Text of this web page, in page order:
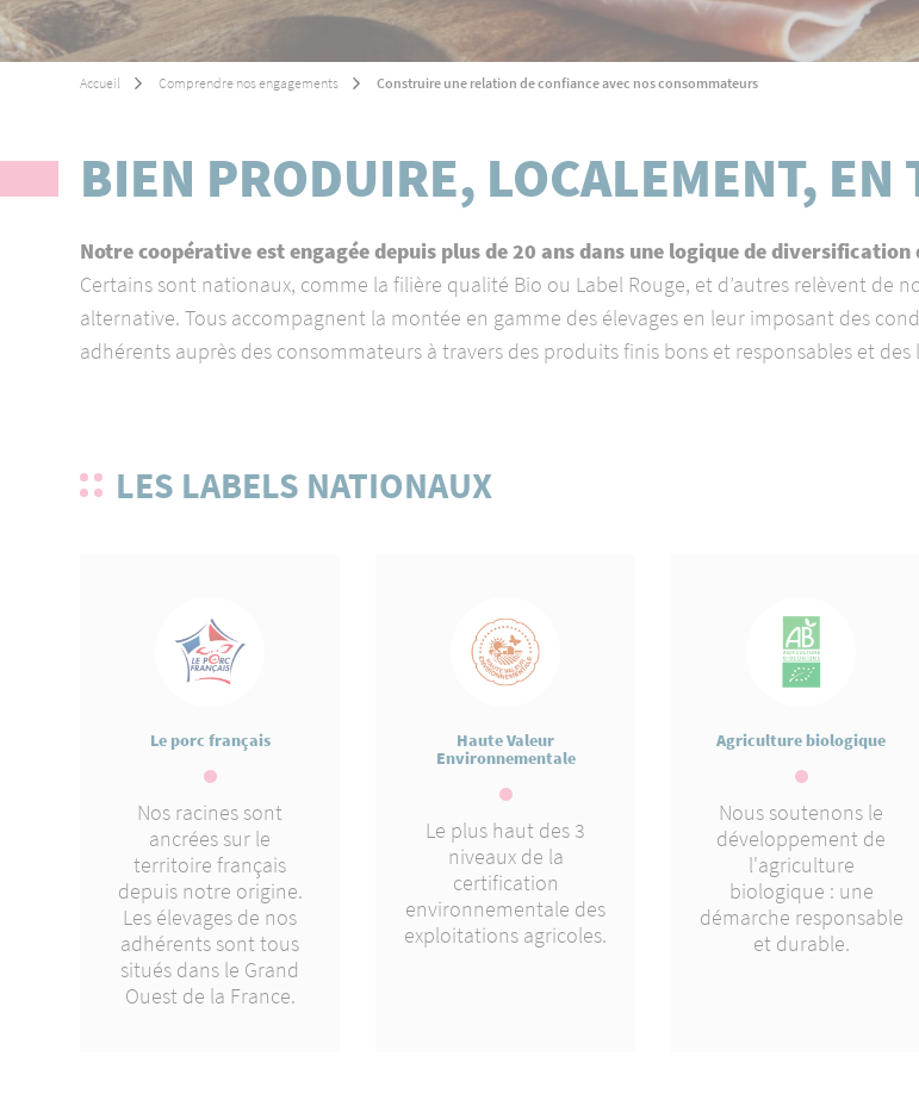
Équipements
Ingrédients
Salaisons
60
Accueil Comprendre nos engagements Construire une relation de confiance avec nos consommateurs
BIEN PRODUIRE, LOCALEMENT, EN
Notre coopérative est engagée depuis plus de 20 ans dans une logique de
Certains sont nationaux, comme la filière qualité Bio ou Label Rouge, et d’autres relèvent
alternative. Tous accompagnent la montée en gamme des élevages en leur imposant des
adhérents auprès des consommateurs à travers des produits finis bons et responsables et
LES LABELS NATIONAUX
Le porc français
Nos racines sont
ancrées sur le
territoire français
depuis notre origine.
Les élevages de nos
adhérents sont tous
situés dans le Grand
Ouest de la France.
Haute Valeur
Environnementale
Le plus haut des 3
niveaux de la
certification
environnementale des
exploitations agricoles.
Agriculture biologique
Nous soutenons le
développement de
l'agriculture
biologique : une
démarche responsable
et durable.